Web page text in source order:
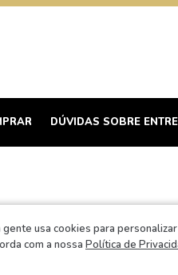
DÚVIDAS SOBRE
LUMAZ COMERCIO DE
usa cookies para
com a nossa Política de